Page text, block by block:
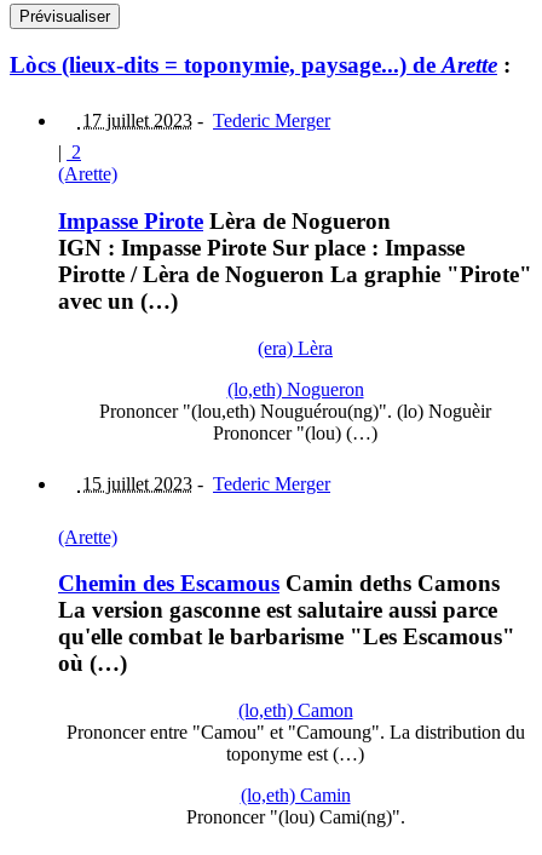
Lòcs (lieux-dits = toponymie, paysage...) de Arette :
17 juillet 2023 - Tederic Merger
| 2
(Arette)
Impasse Pirote Lèra de Nogueron
IGN : Impasse Pirote Sur place : Impasse
Pirotte / Lèra de Nogueron La graphie "Pirote"
avec un (…)
(era) Lèra
(lo,eth) Nogueron
Prononcer "(lou,eth) Nouguérou(ng)". (lo) Noguèir
Prononcer "(lou) (…)
15 juillet 2023 - Tederic Merger
(Arette)
Chemin des Escamous Camin deths Camons
La version gasconne est salutaire aussi parce
qu'elle combat le barbarisme "Les Escamous"
où (…)
(lo,eth) Camon
Prononcer entre "Camou" et "Camoung". La distribution du
toponyme est (…)
(lo,eth) Camin
Prononcer "(lou) Cami(ng)".